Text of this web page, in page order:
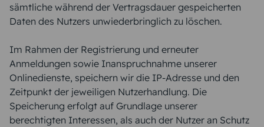
sämtliche während der Vertragsdauer gespeicherten
Daten des Nutzers unwiederbringlich zu löschen.
Im Rahmen der Registrierung und erneuter
Anmeldungen sowie Inanspruchnahme unserer
Onlinedienste, speichern wir die IP-Adresse und den
Zeitpunkt der jeweiligen Nutzerhandlung. Die
Speicherung erfolgt auf Grundlage unserer
berechtigten Interessen, als auch der Nutzer an Schutz